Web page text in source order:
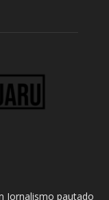
Jornalismo pautado